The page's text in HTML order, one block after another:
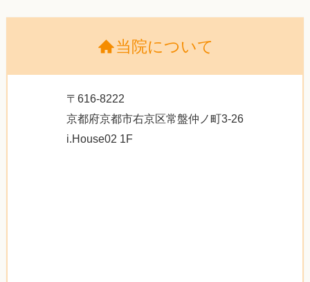
当院について
〒616-8222
京都府京都市右京区常盤仲ノ町3-26
i.House02 1F